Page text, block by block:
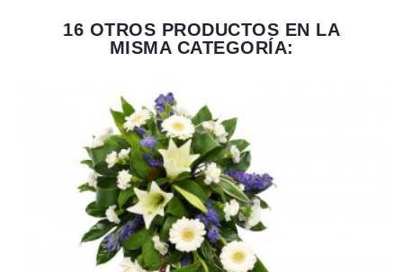
16 OTROS PRODUCTOS EN LA
MISMA CATEGORÍA: